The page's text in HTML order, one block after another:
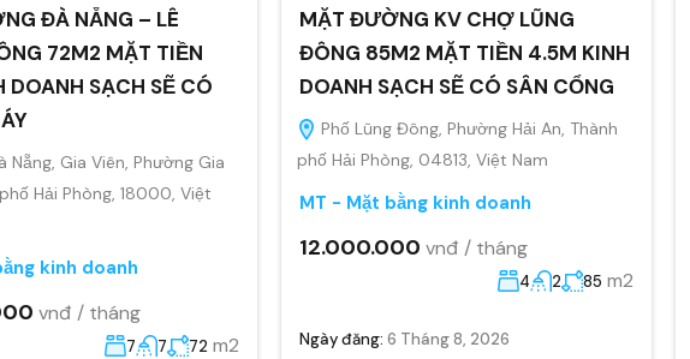
ĐÀ NẴNG – LÊ
72M2 MẶT TIỀN
DOANH SẠCH SẼ CÓ
Gia Viên, Phường Gia
Hải Phòng, 18000, Việt
kinh doanh
vnđ / tháng
7 7 72 m2
MẶT ĐƯỜNG KV CHỢ LŨNG
ĐÔNG 85M2 MẶT TIỀN 4.5M KINH
DOANH SẠCH SẼ CÓ SÂN CỔNG
Phố Lũng Đông, Phường Hải An, Thành
phố Hải Phòng, 04813, Việt Nam
MT - Mặt bằng kinh doanh
12.000.000 vnđ / tháng
4 2 85 m2
Ngày đăng: 6 Tháng 8, 2026